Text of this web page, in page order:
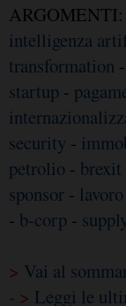
ARGOMENTI:
intelligenza
transformation -
startup -
security -
petrolio - brexit
sponsor - lavoro
- b-corp -
> Vai al
- > Leggi le